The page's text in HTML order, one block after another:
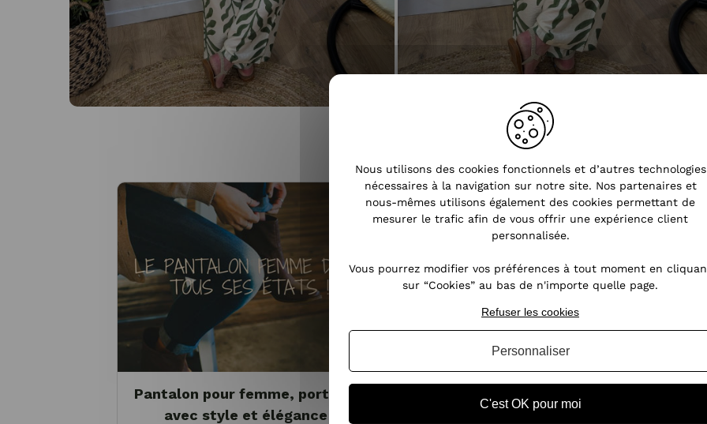
Tendances
Pantalon pour femme, portez-le
avec style et élégance !
Nous utilisons des cookies fonctionnels et d’autres technologies
nécessaires à la navigation sur notre site. Nos partenaires et
nous-mêmes utilisons également des cookies permettant de
mesurer le trafic afin de vous offrir une expérience client
personnalisée.
Vous pourrez modifier vos préférences à tout moment en
sur “Cookies” au bas de n'importe quelle page.
C'est OK pour moi
Refuser les cookies
Personnaliser